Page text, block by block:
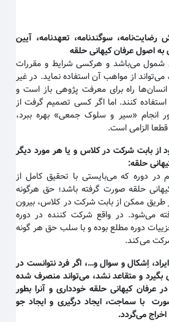
سوگندنامه، تعهدنامه، آیین
اصول عرفان کیهانی حلقه
شمول می‌باشد و هرکسی شرایط و مقررات
از مواهب آن استفاده نماید. در غیر
راه برای معرفت پژوهی باز است و
استفاده کنند. اما اگر کسی تصمیم گرفت از
انجام «سیر و سلوک جمعی» بهره ببرد،
الزامی است.
شرکت در کلاس و یا هر مورد دیگر
حلقه:
دوره که می‌بایستی با تحقیق کامل از
حلقه صورت گرفته باشد؛ حق هرگونه
ممکن از بابت شرکت در کلاس، بیرون
می‌شود. در واقع شرکت کننده در دوره
دوره مطلع بوده و با سلب حق هر گونه
می‌کند.
اِشکال و سوال و…، اگر فرد نتوانست در
بگیرد و متقاعد نشد، می‌تواند منصرف شده
کیهانی حلقه خودداری و آنرا بطور
با سماجت، ایجاد درگیری و ایجاد جو
می‌گردد.